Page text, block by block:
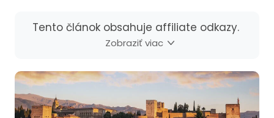
Tento článok obsahuje affiliate odkazy.
Zobraziť viac